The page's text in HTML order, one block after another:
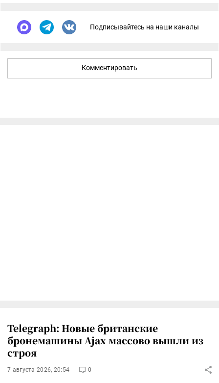
Подписывайтесь на наши каналы
Комментировать
Telegraph: Новые британские
бронемашины Ajax массово вышли из
строя
7 августа 2026, 20:54 0